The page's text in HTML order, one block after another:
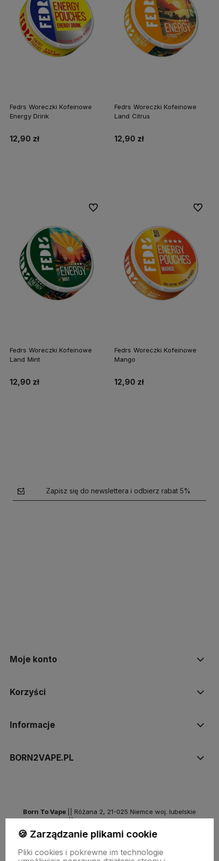
Fedrs Woreczki Kofeinowe
Energy Drink
12,90 zł
Fedrs Woreczki Kofeinowe
Land Citrus
12,90 zł
Fedrs Woreczki Kofeinowe
Land Mint
12,90 zł
Do ulubionych
Fedrs Woreczki Kofeinowe
Mango
12,90 zł
Do
Zapisz się do newslettera i odbierz rabat 5%
Moje konto
Korzyści
Informacje
BORN2VAPE.PL
Born To Vape
|| Różana 2, 21-025 Niemce woj. lubelskie
NIP: 7141861133 || E:kontakt@born2vape.plT:665 744 477
🍪 Zarządzanie plikami cookie
Pliki cookies i pokrewne im technologie